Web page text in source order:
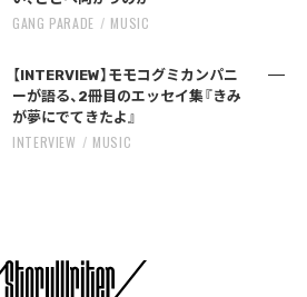
GANG PARADE MUSIC
【INTERVIEW】モモコグミカンパニ
ーが語る、2冊目のエッセイ集『きみ
が夢にでてきたよ』
INTERVIEW MUSIC